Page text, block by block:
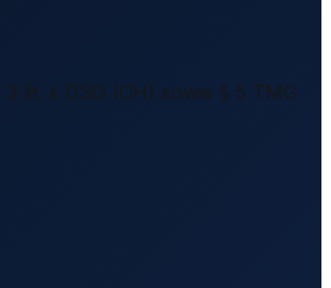
lit. s DSG (CH) sowie § 5 TMG